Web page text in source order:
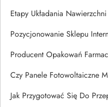
Etapy Układania
Pozycjonowanie Sklepu
Producent Opakowań
Czy Panele Fotowoltaiczne
Jak Przygotować Się Do